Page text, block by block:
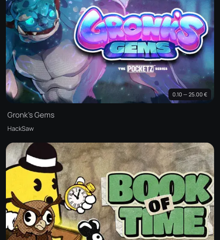
0.10 — 25.00 €
Gronk's Gems
HackSaw